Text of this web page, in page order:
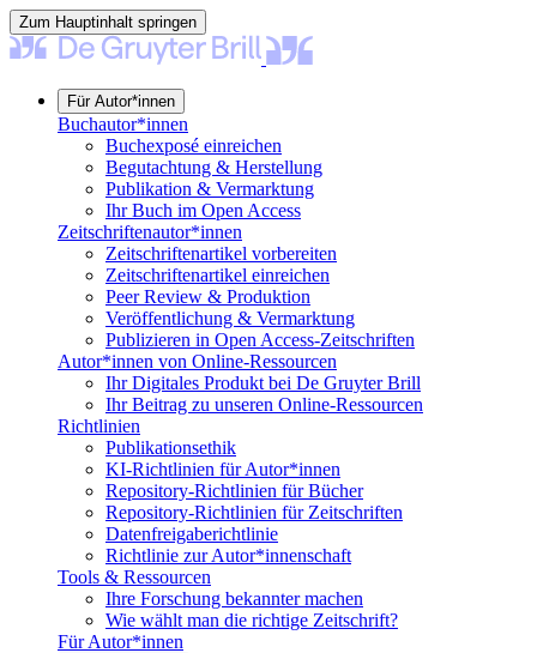
Zum Hauptinhalt springen
Für Autor*innen
Buchautor*innen
Buchexposé einreichen
Begutachtung & Herstellung
Publikation & Vermarktung
Ihr Buch im Open Access
Zeitschriftenautor*innen
Zeitschriftenartikel vorbereiten
Zeitschriftenartikel einreichen
Peer Review & Produktion
Veröffentlichung & Vermarktung
Publizieren in Open Access-Zeitschriften
Autor*innen von Online-Ressourcen
Ihr Digitales Produkt bei De Gruyter Brill
Ihr Beitrag zu unseren Online-Ressourcen
Richtlinien
Publikationsethik
KI-Richtlinien für Autor*innen
Repository-Richtlinien für Bücher
Repository-Richtlinien für Zeitschriften
Datenfreigaberichtlinie
Richtlinie zur Autor*innenschaft
Tools & Ressourcen
Ihre Forschung bekannter machen
Wie wählt man die richtige Zeitschrift?
Für Autor*innen